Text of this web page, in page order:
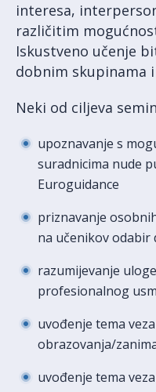
interesa,
različitim
Iskustveno učenje
dobnim skupinama
Neki od ciljeva
upoznavanje s
suradnicima nude
Euroguidance
priznavanje
na učenikov odabir
razumijevanje
profesionalnog
uvođenje tema
obrazovanja/
uvođenje tema